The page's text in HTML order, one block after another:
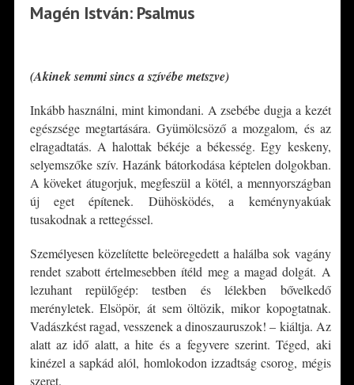
Magén István: Psalmus
(Akinek semmi sincs a szívébe metszve)
Inkább használni, mint kimondani. A zsebébe dugja a kezét
egészsége megtartására. Gyümölcsöző a mozgalom, és az
elragadtatás. A halottak békéje a békesség. Egy keskeny,
selyemszőke szív. Hazánk bátorkodása képtelen dolgokban.
A köveket átugorjuk, megfeszül a kötél, a mennyországban
új eget építenek. Dühösködés, a keménynyakúak
tusakodnak a rettegéssel.
Személyesen közelítette beleöregedett a halálba sok vagány
rendet szabott értelmesebben ítéld meg a magad dolgát. A
lezuhant repülőgép: testben és lélekben bővelkedő
merényletek. Elsöpör, át sem öltözik, mikor kopogtatnak.
Vadászkést ragad, vesszenek a dinoszauruszok! – kiáltja. Az
alatt az idő alatt, a hite és a fegyvere szerint. Téged, aki
kinézel a sapkád alól, homlokodon izzadtság csorog, mégis
szeret.